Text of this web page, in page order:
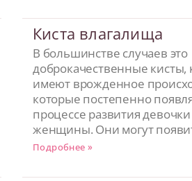
Киста влагалища
В большинстве случаев это
доброкачественные кисты,
имеют врожденное
которые постепенно
процессе развития
женщины. Они могут
Подробнее »